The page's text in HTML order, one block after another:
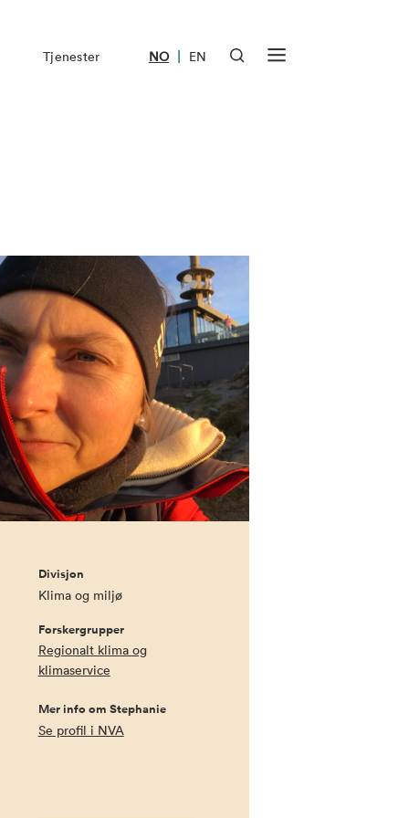
Tjenester NO | EN
Divisjon
Klima og miljø
Forskergrupper
Regionalt klima og
klimaservice
Mer info om Stephanie
Se profil i NVA